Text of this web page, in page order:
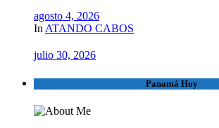
agosto 4, 2026
In ATANDO CABOS
julio 30, 2026
Panamá Hoy